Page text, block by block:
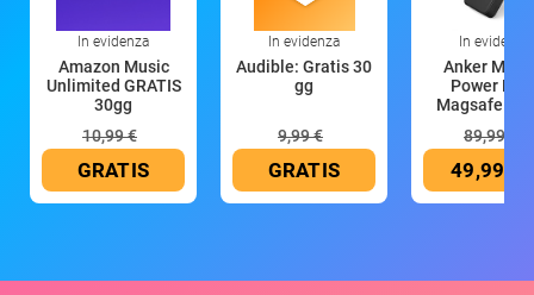
In evidenza
Amazon Music
Unlimited GRATIS
30gg
10,99 €
GRATIS
In evidenza
Audible: Gratis 30
gg
9,99 €
GRATIS
In evidenza
Anker
Power
Magsafe
89,99 €
49,99 €